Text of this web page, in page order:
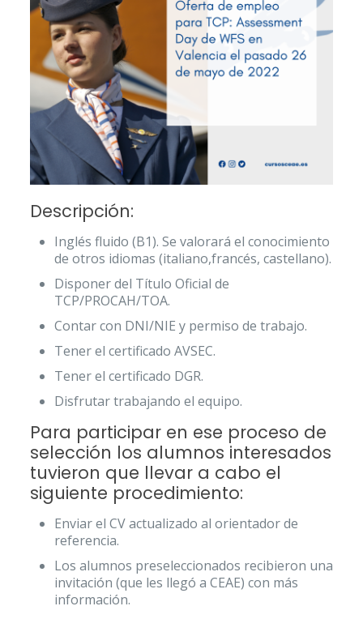
Descripción:
Inglés fluido (B1). Se valorará el conocimiento
de otros idiomas (italiano,francés, castellano).
Disponer del Título Oficial de
TCP/PROCAH/TOA.
Contar con DNI/NIE y permiso de trabajo.
Tener el certificado AVSEC.
Tener el certificado DGR.
Disfrutar trabajando el equipo.
Para participar en ese proceso de
selección los alumnos interesados
tuvieron que llevar a cabo el
siguiente procedimiento:
Enviar el CV actualizado al orientador de
referencia.
Los alumnos preseleccionados recibieron una
invitación (que les llegó a CEAE) con más
información.